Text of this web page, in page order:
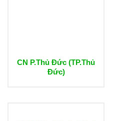
CN P.Thủ Đức (TP.Thủ
Đức)